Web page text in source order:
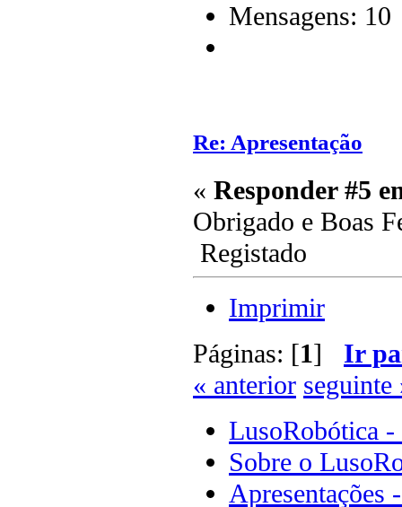
Mensagens: 10
Re: Apresentação
« Responder #5
Obrigado e Boas
Registado
Imprimir
Páginas: [1] Ir
« anterior seguinte
LusoRobótica -
Sobre o
Apresentações